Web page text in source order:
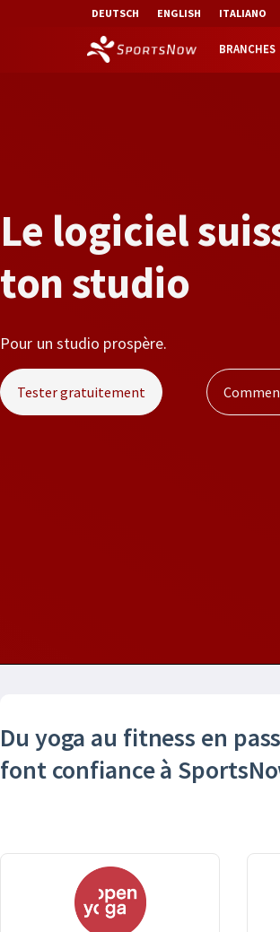
DEUTSCH ENGLISH ITALIANO
BRANCHES
Le logicielsuis
ton studio
Pour un studio prospère.
Tester gratuitement
Du yoga au fitness en
font confiance à